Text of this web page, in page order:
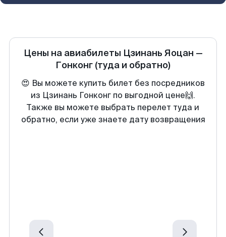
Цены на авиабилеты Цзинань Яоцан —
Гонконг (туда и обратно)
😍 Вы можете купить билет без посредников
из Цзинань Гонконг по выгодной цене🙌.
Также вы можете выбрать перелет туда и
обратно, если уже знаете дату возвращения